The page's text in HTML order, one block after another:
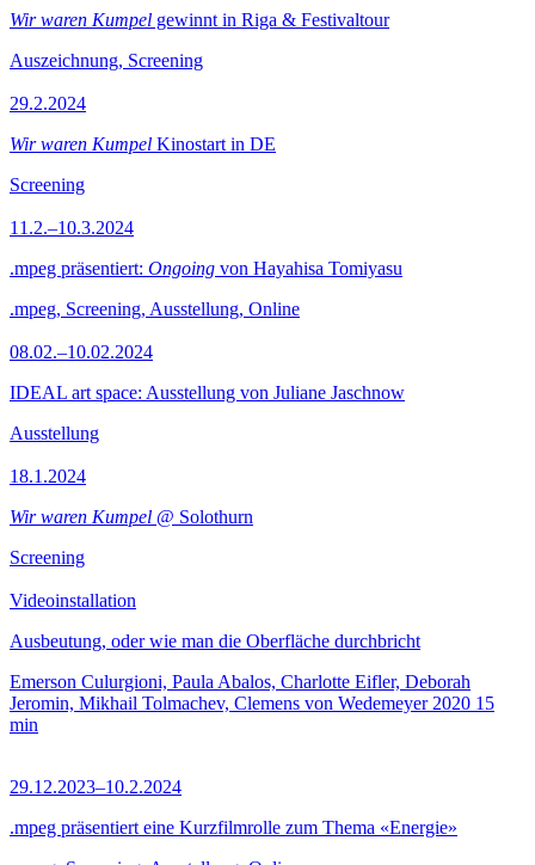
Wir waren Kumpel gewinnt in Riga & Festivaltour
Auszeichnung, Screening
29.2.2024
Wir waren Kumpel Kinostart in DE
Screening
11.2.–10.3.2024
.mpeg präsentiert: Ongoing von Hayahisa Tomiyasu
.mpeg, Screening, Ausstellung, Online
08.02.–10.02.2024
IDEAL art space: Ausstellung von Juliane Jaschnow
Ausstellung
18.1.2024
Wir waren Kumpel @ Solothurn
Screening
Videoinstallation
Ausbeutung, oder wie man die Oberfläche durchbricht
Emerson Culurgioni, Paula Abalos, Charlotte Eifler, Deborah
Jeromin, Mikhail Tolmachev, Clemens von Wedemeyer 2020 15
min
29.12.2023–10.2.2024
.mpeg präsentiert eine Kurzfilmrolle zum Thema «Energie»